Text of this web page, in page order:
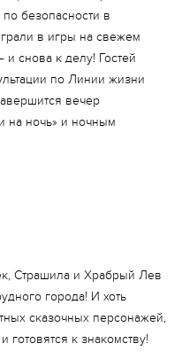
безопасности в
в игры на свежем
снова к делу! Гостей
по Линии жизни
вечер
на ночь» и ночным
Страшила и Храбрый Лев
города! И хоть
сказочных персонажей,
готовятся к знакомству!